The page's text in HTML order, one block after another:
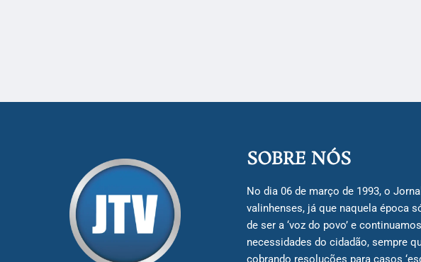
SOBRE NÓS
No dia 06 de março de 1993, o
valinhenses, já que naquela época
de ser a ‘voz do povo’ e
necessidades do cidadão, sempre
cobrando resoluções para casos